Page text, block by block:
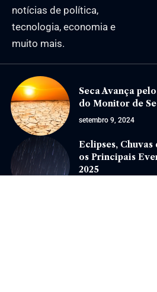
notícias de política,
tecnologia, economia e
muito mais.
Seca Avança
do Monitor de
setembro 9, 2024
Eclipses,
os Principais
2025